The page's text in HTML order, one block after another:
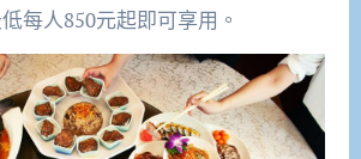
每人850元起即可享用。